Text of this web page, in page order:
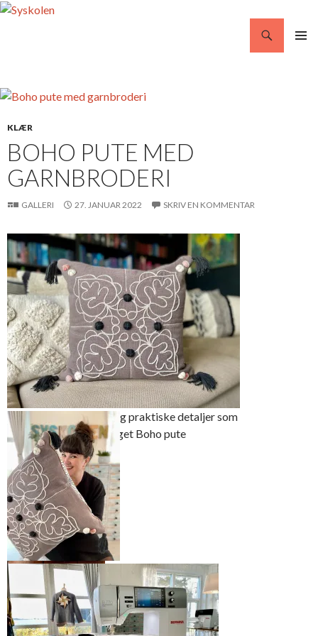
KLÆR
BOHO PUTE MED
GARNBRODERI
GALLERI 27. JANUAR 2022 SKRIV EN KOMMENTAR
Puten har mange søte og praktiske detaljer som
du kan se i blogginnlegget Boho pute
Puten er tilpasset de
andre kjøpte putene
i sofaen – de to
Det er gøy når idéen
man har i hodet
plutselig er blitt
virkelighet